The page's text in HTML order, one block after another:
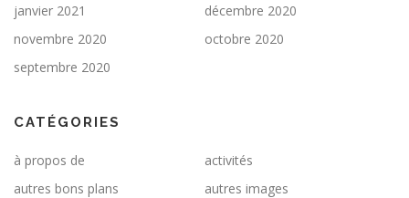
janvier 2021
décembre 2020
novembre 2020
octobre 2020
septembre 2020
CATÉGORIES
à propos de
activités
autres bons plans
autres images